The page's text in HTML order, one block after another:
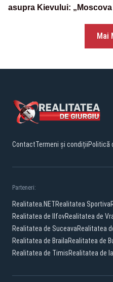
asupra Kievului:
Mai
ContactTermeni și condițiiPolitică
Parteneri:
Realitatea.NETRealitatea Sportiva
Realitatea de IlfovRealitatea de
Realitatea de SuceavaRealitatea
Realitatea de BrailaRealitatea de
Realitatea de TimisRealitatea de